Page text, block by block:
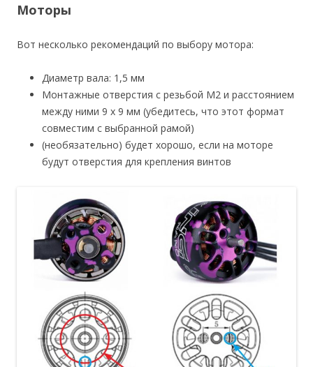
Моторы
Вот несколько рекомендаций по выбору мотора:
Диаметр вала: 1,5 мм
Монтажные отверстия с резьбой M2 и расстоянием
между ними 9 х 9 мм (убедитесь, что этот формат
совместим с выбранной рамой)
(необязательно) будет хорошо, если на моторе
будут отверстия для крепления винтов